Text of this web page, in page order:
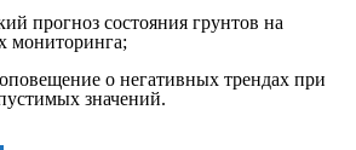
прогноз состояния грунтов на
мониторинга;
о негативных трендах при
значений.